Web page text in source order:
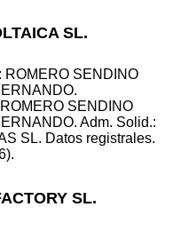
SL.
ROMERO SENDINO
SENDINO
Adm. Solid.:
SL. Datos registrales.
SL.